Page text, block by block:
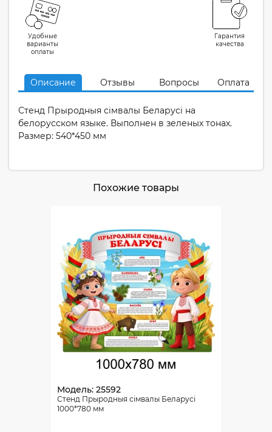
Удобные
варианты
оплаты
Гарантия
качества
Описание Отзывы Вопросы Оплата
Стенд Прыродныя сiмвалы Беларусi на
белорусском языке. Выполнен в зеленых тонах.
Размер: 540*450 мм
Похожие товары
Модель: 25592
Стенд Прыродныя сімвалы Беларусі
1000*780 мм